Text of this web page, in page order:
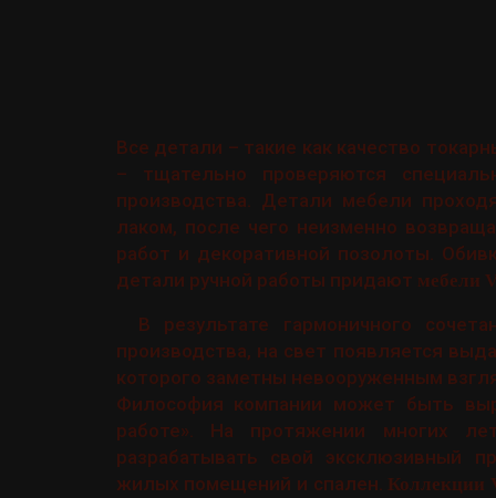
Все детали – такие как качество
– тщательно проверяются
производства. Детали мебели
лаком, после чего неизменно
работ и декоративной позолоты.
детали ручной работы придают мебели
В результате гармоничного
производства, на свет появляется
которого заметны невооруженным
Философия компании может быть
работе». На протяжении многих
разрабатывать свой эксклюзивный
жилых помещений и спален. Коллекции